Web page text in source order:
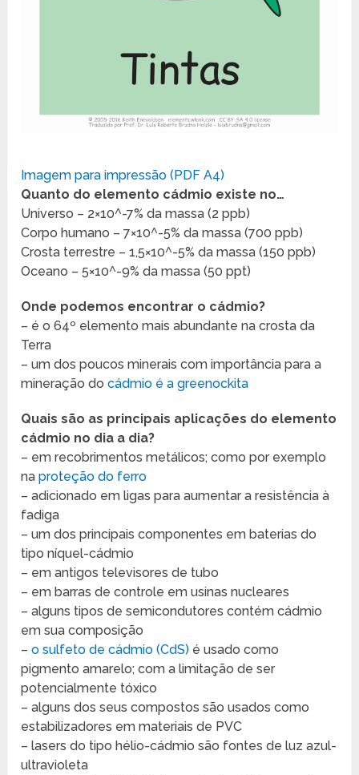
Imagem para impressão (PDF A4)
Quanto do elemento cádmio existe no…
Universo – 2×10^-7% da massa (2 ppb)
Corpo humano – 7×10^-5% da massa (700 ppb)
Crosta terrestre – 1,5×10^-5% da massa (150 ppb)
Oceano – 5×10^-9% da massa (50 ppt)
Onde podemos encontrar o cádmio?
– é o 64º elemento mais abundante na crosta da
Terra
– um dos poucos minerais com importância para a
mineração docádmio é a greenockita
Quais são as principais aplicações do elemento
cádmio no dia a dia?
– em recobrimentos metálicos; como por exemplo
naproteção do ferro
– adicionado em ligas para aumentar a resistência à
fadiga
– um dos principais componentes em baterias do
tipo níquel-cádmio
– em antigos televisores de tubo
– em barras de controle em usinas nucleares
– alguns tipos de semicondutores contém cádmio
em sua composição
–o sulfeto de cádmio (CdS) é usado como
pigmento amarelo; com a limitação de ser
potencialmente tóxico
– alguns dos seus compostos são usados como
estabilizadores em materiais de PVC
– lasers do tipo hélio-cádmio são fontes de luz azul-
ultravioleta